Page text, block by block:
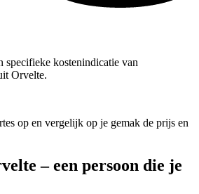
specifieke kostenindicatie van
Orvelte.
op en vergelijk op je gemak de prijs en
– een persoon die je